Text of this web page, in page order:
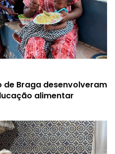
Braga desenvolveram
alimentar